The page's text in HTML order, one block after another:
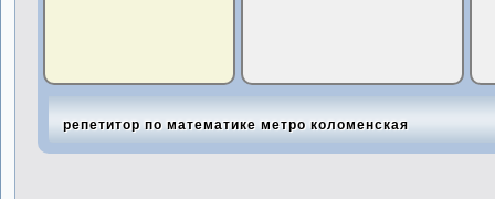
репетитор по математике метро коломенская